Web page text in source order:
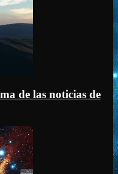
de las noticias de